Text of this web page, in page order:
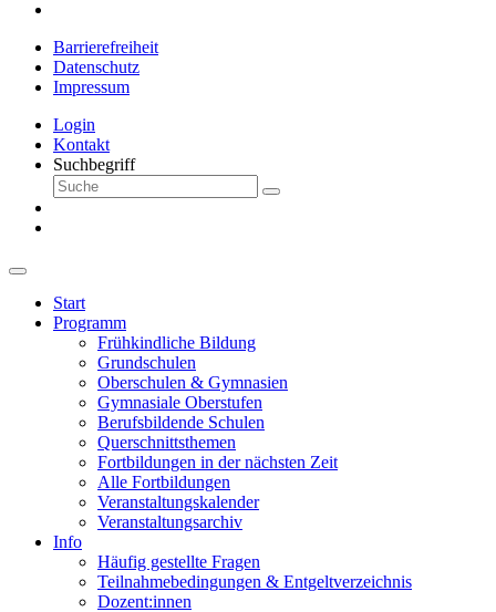
Barrierefreiheit
Datenschutz
Impressum
Login
Kontakt
Suchbegriff
Start
Programm
Frühkindliche Bildung
Grundschulen
Oberschulen & Gymnasien
Gymnasiale Oberstufen
Berufsbildende Schulen
Querschnittsthemen
Fortbildungen in der nächsten Zeit
Alle Fortbildungen
Veranstaltungskalender
Veranstaltungsarchiv
Info
Häufig gestellte Fragen
Teilnahmebedingungen & Entgeltverzeichnis
Dozent:innen